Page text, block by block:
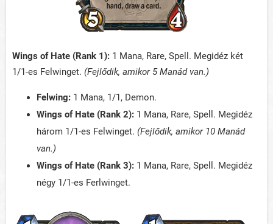
Wings of Hate (Rank 1): 1 Mana, Rare, Spell. Megidéz két
1/1-es Felwinget. (Fejlődik, amikor 5 Manád van.)
Felwing: 1 Mana, 1/1, Demon.
Wings of Hate (Rank 2): 1 Mana, Rare, Spell. Megidéz
három 1/1-es Felwinget. (Fejlődik, amikor 10 Manád
van.)
Wings of Hate (Rank 3): 1 Mana, Rare, Spell. Megidéz
négy 1/1-es Ferlwinget.